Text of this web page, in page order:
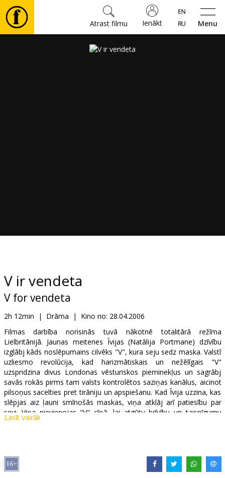
Menu
Ienākt
Atrast filmu
B2B
Kino
Klubs
V ir vendeta
V for vendeta
2h 12min | Drāma | Kino no: 28.04.2006
Filmas darbība norisinās tuvā nākotnē totalitārā režīma
Lielbritānijā. Jaunas meitenes Īvijas (Natālija Portmane) dzīvību
izglābj kāds noslēpumains cilvēks "V", kura seju sedz maska. Valstī
uzliesmo revolūcija, kad harizmātiskais un nežēlīgais "V"
uzspridzina divus Londonas vēsturiskos pieminekļus un sagrābj
savās rokās pirms tam valsts kontrolētos saziņas kanālus, aicinot
pilsoņus sacelties pret tirāniju un apspiešanu. Kad Īvija uzzina, kas
slēpjas aiz ļauni smīnošās maskas, viņa atklāj arī patiesību par
sevi. Viņa pievienojas "V" cīņā, lai atgūtu brīvību un taisnīgumu
sabiedrībā, kuru ilgstoši mocījis naids un korupcija.
Lomās: Natalie Portman, James Purefoy, Stephen Rea, Stephen
Lasīt vairāk